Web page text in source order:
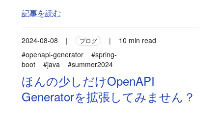
記事を読む
2024-08-08 | ブログ |
10 min read
#openapi-generator
#spring-
boot
#java #summer2024
ほんの少しだけOpenAPI
Generatorを拡張してみません？